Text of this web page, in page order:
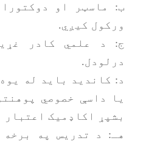
ب: ماسټر او
ورکول کیږي.
ج: د علمي کادر
درلودل.
د: کاندید باید له
یا داسې خصوصي
بشپړ اکاډمیک اعتبار
هـ: د تدریس په